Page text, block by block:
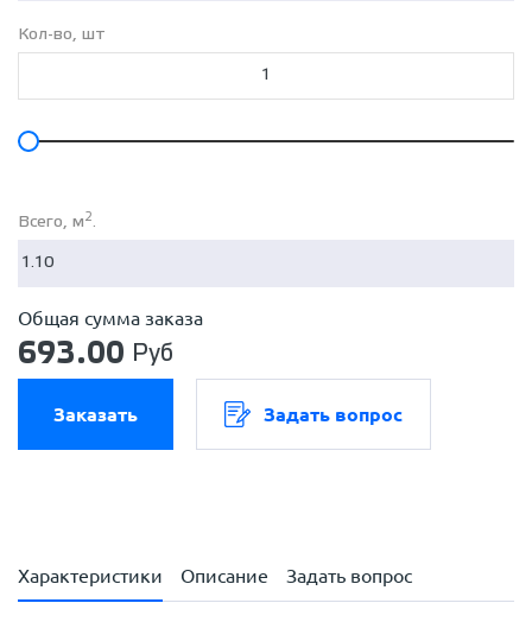
Кол-во, шт
Всего, м 2.
Общая сумма заказа
693.00 Руб
Заказать Задать вопрос
Характеристики Описание Задать вопрос